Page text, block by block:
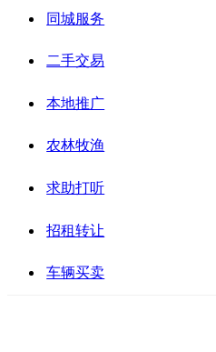
同城服务
二手交易
本地推广
农林牧渔
求助打听
招租转让
车辆买卖